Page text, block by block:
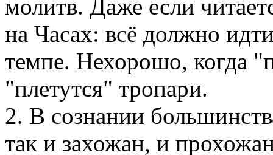
молитв. Даже если
на Часах: всё должно
темпе. Нехорошо, когда
"плетутся" тропари.
2. В сознании
так и захожан, и